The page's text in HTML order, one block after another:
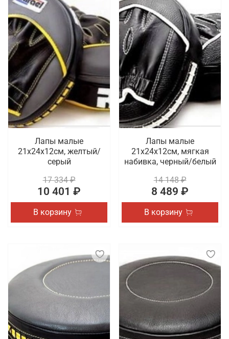
Лапы малые
21х24х12см, желтый/
серый
17 334 ₽
10 401 ₽
В корзину
Лапы малые
21х24х12см, мягкая
набивка, черный/белый
14 148 ₽
8 489 ₽
В корзину